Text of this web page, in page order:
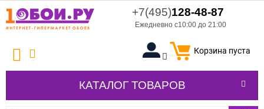
+7(495)128-48-87
Ежедневно с10:00 до 21:00
Корзина пуста
КАТАЛОГ ТОВАРОВ